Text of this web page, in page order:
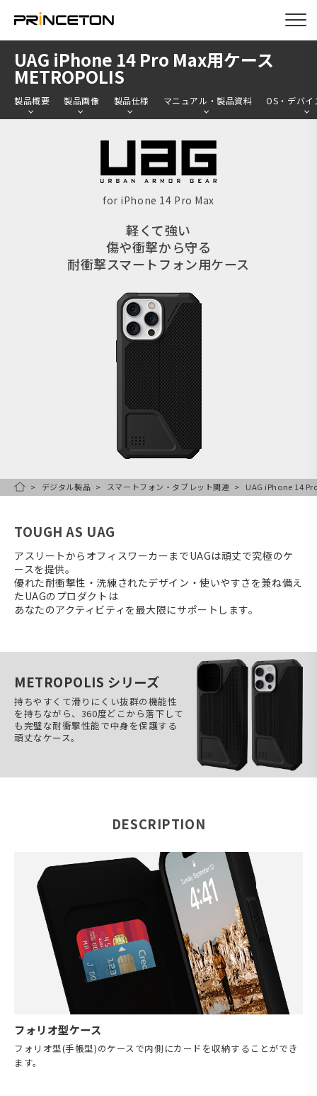
UAG iPhone 14 Pro Max用ケース
METROPOLIS
製品概要 製品画像 製品仕様 マニュアル・製品資料 OS・デバイ
for iPhone 14 Pro Max
軽くて強い
傷や衝撃から守る
耐衝撃スマートフォン用ケース
HOMEデジタル製品 スマートフォン・タブレット関連 UAG iPhone 14
TOUGH AS UAG
アスリートからオフィスワーカーまでUAGは頑丈で究極のケ
ースを提供。
優れた耐衝撃性・洗練されたデザイン・使いやすさを兼ね備え
たUAGのプロダクトは
あなたのアクティビティを最大限にサポートします。
METROPOLIS シリーズ
持ちやすくて滑りにくい抜群の機能性
を持ちながら、360度どこから落下して
も完璧な耐衝撃性能で中身を保護する
頑丈なケース。
DESCRIPTION
フォリオ型ケース
フォリオ型(手帳型)のケースで内側にカードを収納することができ
ます。